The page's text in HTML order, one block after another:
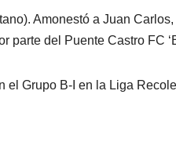
Amonestó a Juan
parte del Puente Castro FC
el Grupo B-I en la Liga